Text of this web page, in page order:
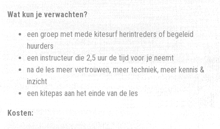
Wat kun je verwachten?
een groep met mede kitesurf herintreders of begeleid
huurders
een instructeur die 2,5 uur de tijd voor je neemt
na de les meer vertrouwen, meer techniek, meer kennis &
inzicht
een kitepas aan het einde van de les
Kosten: